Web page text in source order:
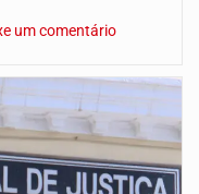
um comentário